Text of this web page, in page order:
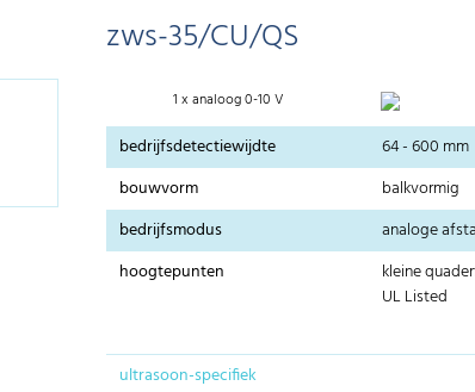
zws-35/CU/QS
1 x analoog 0-10 V
bedrijfsdetectiewijdte
64 - 600 mm
bouwvorm
balkvormig
bedrijfsmodus
analoge
hoogtepunten
kleine
UL Listed
ultrasoon-specifiek